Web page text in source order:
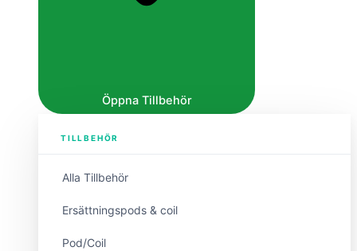
Öppna Tillbehör
TILLBEHÖR
Alla Tillbehör
Ersättningspods & coil
Pod/Coil